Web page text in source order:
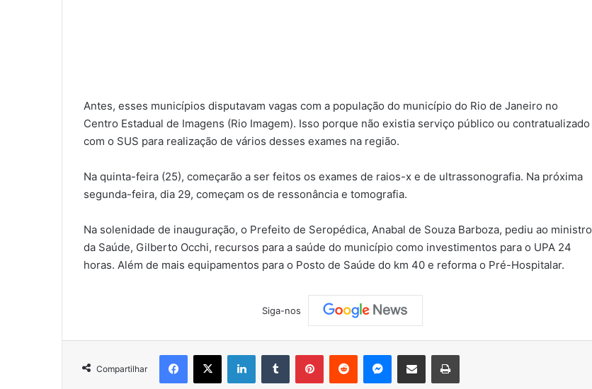
Antes, esses municípios disputavam vagas com a população do município do Rio de Janeiro no
Centro Estadual de Imagens (Rio Imagem). Isso porque não existia serviço público ou contratualizado
com o SUS para realização de vários desses exames na região.
Na quinta-feira (25), começarão a ser feitos os exames de raios-x e de ultrassonografia. Na próxima
segunda-feira, dia 29, começam os de ressonância e tomografia.
Na solenidade de inauguração, o Prefeito de Seropédica, Anabal de Souza Barboza, pediu ao ministro
da Saúde, Gilberto Occhi, recursos para a saúde do município como investimentos para o UPA 24
horas. Além de mais equipamentos para o Posto de Saúde do km 40 e reforma o Pré-Hospitalar.
Siga-nos
Compartilhar